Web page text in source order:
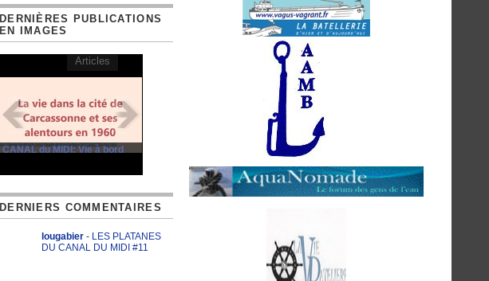
DERNIÈRES PUBLICATIONS
EN IMAGES
CANAL du MIDI: Vie à bord
Articles
DERNIERS COMMENTAIRES
lougabier - LES PLATANES
DU CANAL DU MIDI #11